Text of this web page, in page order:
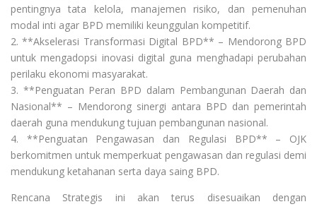
pentingnya tata kelola, manajemen risiko, dan pemenuhan
modal inti agar BPD memiliki keunggulan kompetitif.
2. **Akselerasi Transformasi Digital BPD** – Mendorong BPD
untuk mengadopsi inovasi digital guna menghadapi perubahan
perilaku ekonomi masyarakat.
3. **Penguatan Peran BPD dalam Pembangunan Daerah dan
Nasional** – Mendorong sinergi antara BPD dan pemerintah
daerah guna mendukung tujuan pembangunan nasional.
4. **Penguatan Pengawasan dan Regulasi BPD** – OJK
berkomitmen untuk memperkuat pengawasan dan regulasi demi
mendukung ketahanan serta daya saing BPD.
Rencana Strategis ini akan terus disesuaikan dengan